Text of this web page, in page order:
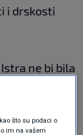
i drskosti
ne bi bila
ne bi bila
prvi,
što su podaci o
im na vašem